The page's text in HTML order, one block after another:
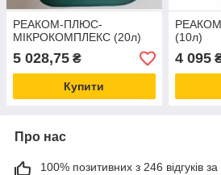
РЕАКОМ-ПЛЮС-
МІКРОКОМПЛЕКС (20л)
5 028,75 ₴
Купити
(10л)
4 095
Про нас
100% позитивних з 246 відгуків за